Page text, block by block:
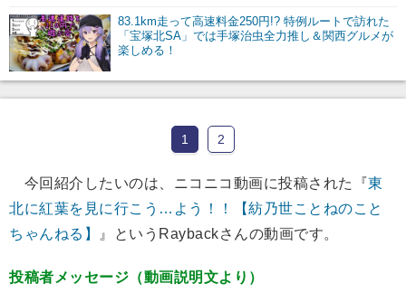
83.1km走って高速料金250円!? 特例ルートで訪れた
「宝塚北SA」では手塚治虫全力推し＆関西グルメが
楽しめる！
1 2
今回紹介したいのは、ニコニコ動画に投稿された『東
北に紅葉を見に行こう…よう！！【紡乃世ことねのこと
ちゃんねる】
』というRaybackさんの動画です。
投稿者メッセージ（動画説明文より）